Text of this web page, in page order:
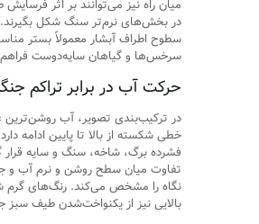
میان راه نیز می‌توانند بر اثر
در بخش‌های نرم‌تر سنگ شکل
سطوح اطراف آبشار معمولاً بستر
سرخس‌ها و گیاهان سایه‌دوست
حرکت آب در برابر تراکم
در ترکیب‌بندی تصویر، آب
خطی شکسته از بالا تا پایین ادامه
فشرده برگ، شاخه، سنگ و سایه
تفاوت میان سطح روشن و نرم آب و
نگاه را مشخص می‌کند. رنگ‌های
بالایی نیز از یکنواخت‌شدن طیف سبز